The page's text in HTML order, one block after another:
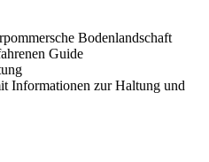
Bodenlandschaft
Guide
Informationen zur Haltung und